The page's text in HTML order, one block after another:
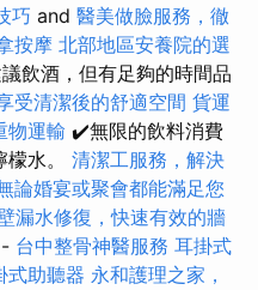
巧 and 醫美做臉服務，徹
按摩 北部地區安養院的選
飲酒，但有足夠的時間品
受清潔後的舒適空間 貨運
物運輸 ✔️無限的飲料消費
水。 清潔工服務，解決
論婚宴或聚會都能滿足您
漏水修復，快速有效的牆
- 台中整骨神醫服務 耳掛式
式助聽器 永和護理之家，